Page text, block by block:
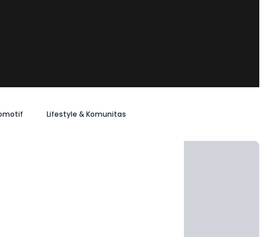
Lifestyle & Komunitas